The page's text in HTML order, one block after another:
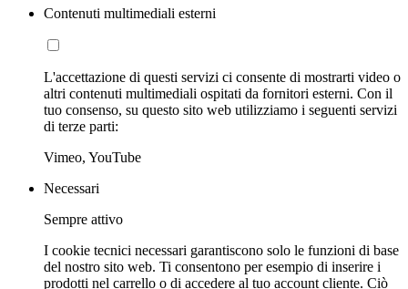
Contenuti multimediali esterni
L'accettazione di questi servizi ci consente di mostrarti video o
altri contenuti multimediali ospitati da fornitori esterni. Con il
tuo consenso, su questo sito web utilizziamo i seguenti servizi
di terze parti:
Vimeo, YouTube
Necessari
Sempre attivo
I cookie tecnici necessari garantiscono solo le funzioni di base
del nostro sito web. Ti consentono per esempio di inserire i
prodotti nel carrello o di accedere al tuo account cliente. Ciò